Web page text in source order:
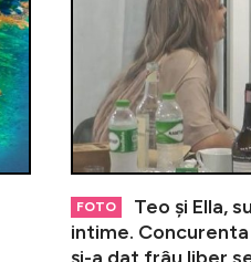
FOTO
Teo și Ella,
intime.